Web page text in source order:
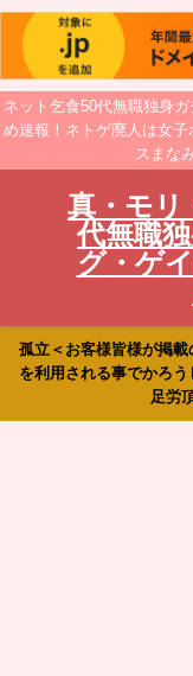
ネット乞食50代無職独身
め速報！ネトゲ廃人は女
スまな
真・モリ
代無職
グ・ゲ
孤立＜お客様皆様が掲
を利用される事でかろ
足労